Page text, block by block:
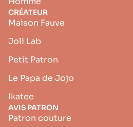
CRÉATEUR
Maison Fauve
Joli Lab
Petit Patron
Le Papa de Jojo
Ikatee
AVIS PATRON
Patron couture